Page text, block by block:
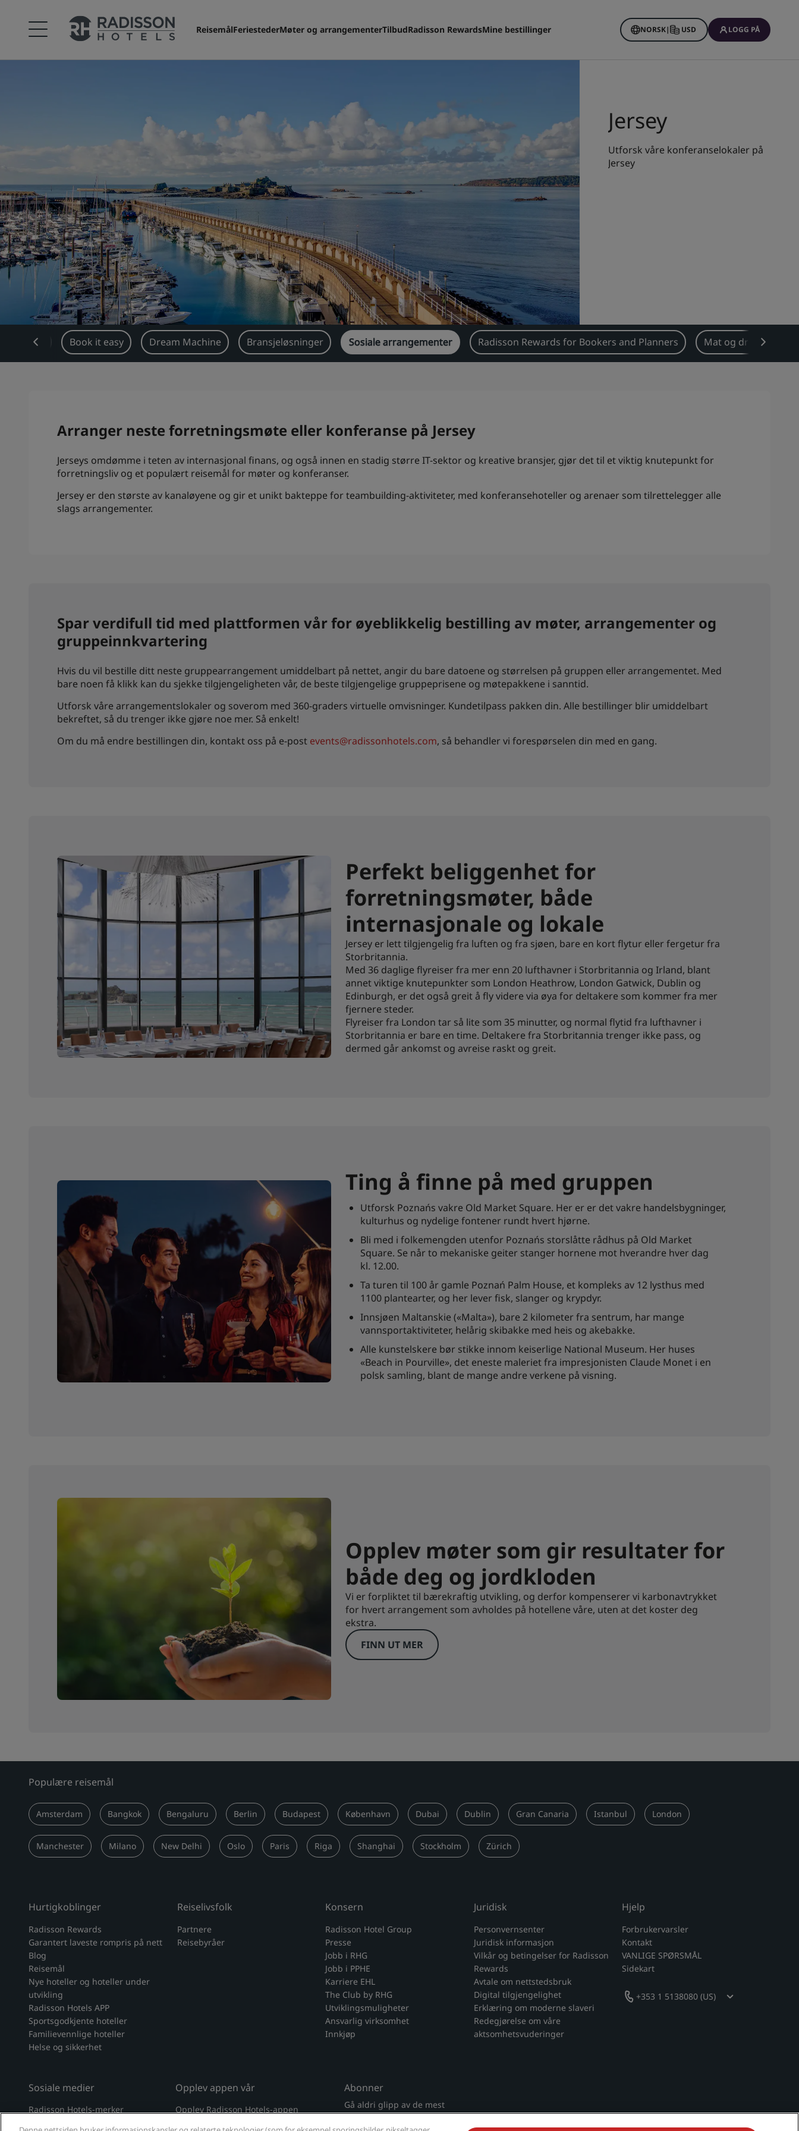
ReisemålFeriestederMøter og arrangementerTilbudRadisson RewardsMine bestillinger NORSK| USD LOGG PÅ
Jersey
Utforsk våre konferanselokaler på
Jersey
Oversikt Book it easy Dream Machine Bransjeløsninger Sosiale arrangementer Radisson Rewards for Bookers and Planners Mat og drikke
Arranger neste forretningsmøte eller konferanse på Jersey
Jerseys omdømme i teten av internasjonal finans, og også innen en stadig større IT-sektor og kreative bransjer, gjør det til et viktig knutepunkt for
forretningsliv og et populært reisemål for møter og konferanser.
Jersey er den største av kanaløyene og gir et unikt bakteppe for teambuilding-aktiviteter, med konferansehoteller og arenaer som tilrettelegger alle
slags arrangementer.
Spar verdifull tid med plattformen vår for øyeblikkelig bestilling av møter, arrangementer og
gruppeinnkvartering
Hvis du vil bestille ditt neste gruppearrangement umiddelbart på nettet, angir du bare datoene og størrelsen på gruppen eller arrangementet. Med
bare noen få klikk kan du sjekke tilgjengeligheten vår, de beste tilgjengelige gruppeprisene og møtepakkene i sanntid.
Utforsk våre arrangementslokaler og soverom med 360-graders virtuelle omvisninger. Kundetilpass pakken din. Alle bestillinger blir umiddelbart
bekreftet, så du trenger ikke gjøre noe mer. Så enkelt!
Om du må endre bestillingen din, kontakt oss på e-post events@radissonhotels.com, så behandler vi forespørselen din med en gang.
Perfekt beliggenhet for
forretningsmøter, både
internasjonale og lokale
Jersey er lett tilgjengelig fra luften og fra sjøen, bare en kort flytur eller fergetur fra
Storbritannia.
Med 36 daglige flyreiser fra mer enn 20 lufthavner i Storbritannia og Irland, blant
annet viktige knutepunkter som London Heathrow, London Gatwick, Dublin og
Edinburgh, er det også greit å fly videre via øya for deltakere som kommer fra mer
fjernere steder.
Flyreiser fra London tar så lite som 35 minutter, og normal flytid fra lufthavner i
Storbritannia er bare en time. Deltakere fra Storbritannia trenger ikke pass, og
dermed går ankomst og avreise raskt og greit.
Ting å finne på med gruppen
Utforsk Poznańs vakre Old Market Square. Her er er det vakre handelsbygninger,
kulturhus og nydelige fontener rundt hvert hjørne.
Bli med i folkemengden utenfor Poznańs storslåtte rådhus på Old Market
Square. Se når to mekaniske geiter stanger hornene mot hverandre hver dag
kl. 12.00.
Ta turen til 100 år gamle Poznań Palm House, et kompleks av 12 lysthus med
1100 plantearter, og her lever fisk, slanger og krypdyr.
Innsjøen Maltanskie («Malta»), bare 2 kilometer fra sentrum, har mange
vannsportaktiviteter, helårig skibakke med heis og akebakke.
Alle kunstelskere bør stikke innom keiserlige National Museum. Her huses
«Beach in Pourville», det eneste maleriet fra impresjonisten Claude Monet i en
polsk samling, blant de mange andre verkene på visning.
Opplev møter som gir resultater for
både deg og jordkloden
Vi er forpliktet til bærekraftig utvikling, og derfor kompenserer vi karbonavtrykket
for hvert arrangement som avholdes på hotellene våre, uten at det koster deg
ekstra.
FINN UT MER
Populære reisemål
Amsterdam Bangkok Bengaluru Berlin Budapest København Dubai Dublin Gran Canaria Istanbul London
Manchester Milano New Delhi Oslo Paris Riga Shanghai Stockholm Zürich
Hurtigkoblinger
Radisson Rewards
Garantert laveste rompris på nett
Blog
Reisemål
Nye hoteller og hoteller under
utvikling
Radisson Hotels APP
Sportsgodkjente hoteller
Familievennlige hoteller
Helse og sikkerhet
Reiselivsfolk
Partnere
Reisebyråer
Konsern
Radisson Hotel Group
Presse
Jobb i RHG
Jobb i PPHE
Karriere EHL
The Club by RHG
Utviklingsmuligheter
Ansvarlig virksomhet
Innkjøp
Juridisk
Personvernsenter
Juridisk informasjon
Vilkår og betingelser for Radisson
Rewards
Avtale om nettstedsbruk
Digital tilgjengelighet
Erklæring om moderne slaveri
Redegjørelse om våre
aktsomhetsvuderinger
Hjelp
Forbrukervarsler
Kontakt
VANLIGE SPØRSMÅL
Sidekart
+353 1 5138080 (US)
Sosiale medier
Radisson Hotels-merker
Opplev appen vår
Opplev Radisson Hotels-appen
Abonner
Gå aldri glipp av de mest
populære tilbudene våre